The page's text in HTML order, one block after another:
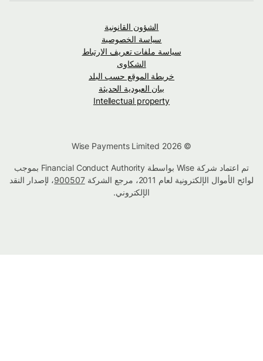
الشؤون القانونية
سياسة الخصوصية
سياسة ملفات تعريف الارتباط
الشكاوى
خريطة الموقع حسب البلد
بيان العبودية الحديثة
Intellectual property
تم اعتماد شركة Wise بواسطة Financial Conduct Authority بموجب
لوائح الأموال الإلكترونية لعام 2011، مرجع الشركة
900507، لإصدار النقد
الإلكتروني.